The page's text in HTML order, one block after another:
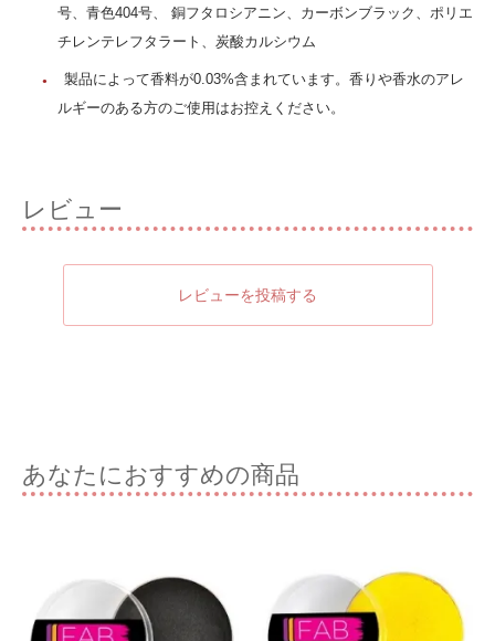
号、青色404号、 銅フタロシアニン、カーボンブラック、ポリエ
チレンテレフタラート、炭酸カルシウム
製品によって香料が0.03%含まれています。香りや香水のアレ
ルギーのある方のご使用はお控えください。
レビュー
レビューを投稿する
あなたにおすすめの商品